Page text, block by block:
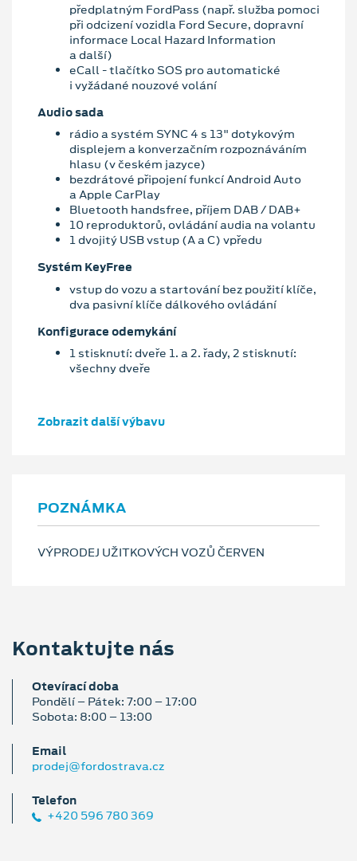
předplatným FordPass (např. služba pomoci
při odcizení vozidla Ford Secure, dopravní
informace Local Hazard Information
a další)
eCall - tlačítko SOS pro automatické
i vyžádané nouzové volání
Audio sada
rádio a systém SYNC 4 s 13" dotykovým
displejem a konverzačním rozpoznáváním
hlasu (v českém jazyce)
bezdrátové připojení funkcí Android Auto
a Apple CarPlay
Bluetooth handsfree, příjem DAB / DAB+
10 reproduktorů, ovládání audia na volantu
1 dvojitý USB vstup (A a C) vpředu
Systém KeyFree
vstup do vozu a startování bez použití klíče,
dva pasivní klíče dálkového ovládání
Konfigurace odemykání
1 stisknutí: dveře 1. a 2. řady, 2 stisknutí:
všechny dveře
Zobrazit další výbavu
POZNÁMKA
VÝPRODEJ UŽITKOVÝCH VOZŮ ČERVEN
Kontaktujte nás
Otevírací doba
Pondělí – Pátek: 7:00 – 17:00
Sobota: 8:00 – 13:00
Email
prodej@fordostrava.cz
Telefon
+420 596 780 369